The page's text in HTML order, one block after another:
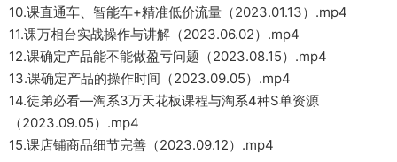
10.课直通车、智能车+精准低价流量（2023.01.13）.mp4
11.课万相台实战操作与讲解（2023.06.02）.mp4
12.课确定产品能不能做盈亏问题（2023.08.15）.mp4
13.课确定产品的操作时间（2023.09.05）.mp4
14.徒弟必看—淘系3万天花板课程与淘系4种S单资源
（2023.09.05）.mp4
15.课店铺商品细节完善（2023.09.12）.mp4